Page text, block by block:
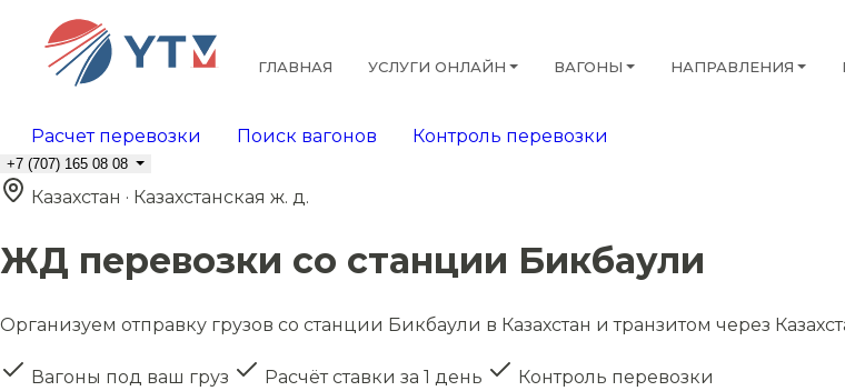
ГЛАВНАЯ УСЛУГИ ОНЛАЙН ВАГОНЫ НАПРАВЛЕНИЯ
Расчет перевозки Поиск вагонов Контроль перевозки
+7 (707) 165 08 08
Казахстан · Казахстанская ж. д.
ЖД перевозки со станции Бикбаули
Организуем отправку грузов со станции Бикбаули в Казахстан и транзитом через
Вагоны под ваш груз Расчёт ставки за 1 день
Контроль перевозки